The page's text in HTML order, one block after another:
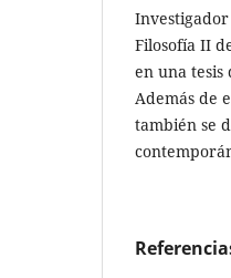
Filosofía II
en una
Además de
también se